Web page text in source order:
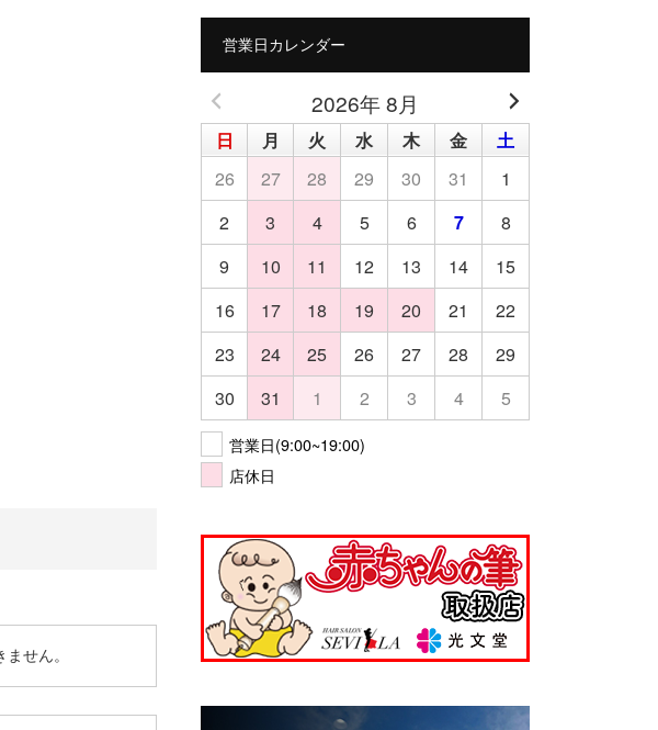
せん。
営業日カレンダー
2026年 8月
日 月 火 水 木 金
土
26
27 28 29 30 31
1
2
3 4 5 6 7
8
9
10 11 12 13 14
15
16
17 18 19 20 21
22
23
24 25 26 27 28
29
30
31 1 2 3 4 5
営業日(9:00~19:00)
店休日